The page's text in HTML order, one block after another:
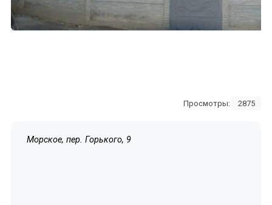
Просмотры: 2875
Морское, пер. Горького, 9